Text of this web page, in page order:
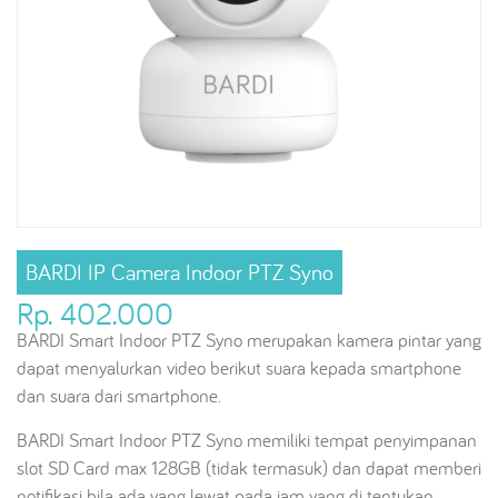
BARDI IP Camera Indoor PTZ Syno
Rp. 402.000
BARDI Smart Indoor PTZ Syno merupakan kamera pintar yang
dapat menyalurkan video berikut suara kepada smartphone
dan suara dari smartphone.
BARDI Smart Indoor PTZ Syno memiliki tempat penyimpanan
slot SD Card max 128GB (tidak termasuk) dan dapat memberi